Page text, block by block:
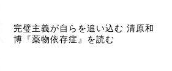
完璧主義が自らを追い込む 清原和
博『薬物依存症』を読む